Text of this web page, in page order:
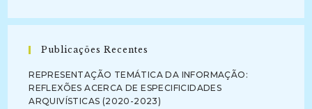
Publicações Recentes
REPRESENTAÇÃO TEMÁTICA DA INFORMAÇÃO:
REFLEXÕES ACERCA DE ESPECIFICIDADES
ARQUIVÍSTICAS (2020-2023)